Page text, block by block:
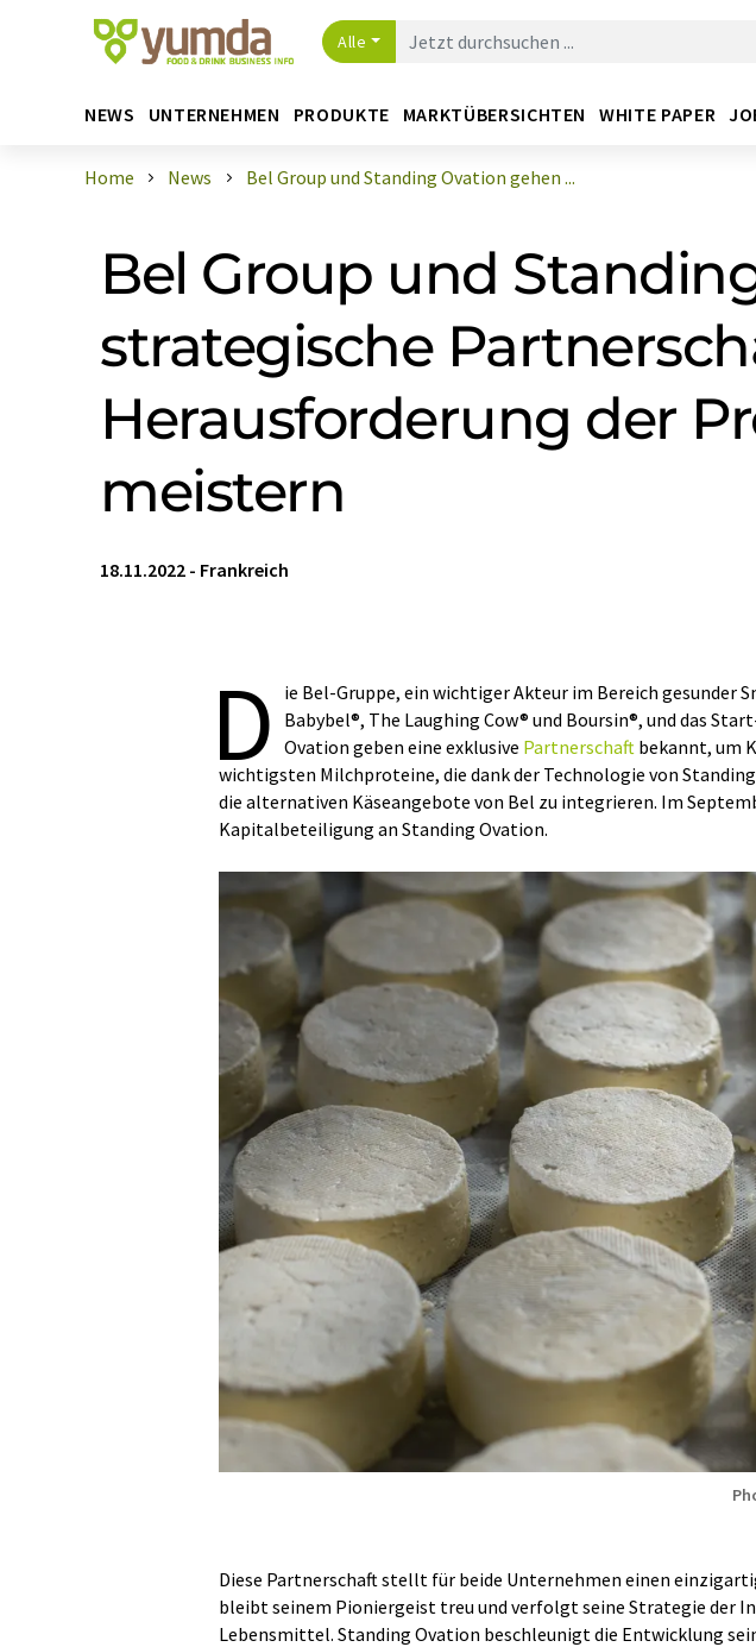
Alle
NEWS UNTERNEHMEN PRODUKTE MARKTÜBERSICHTEN WHITE PAPER
Home News Bel Group und Standing Ovation gehen ...
Bel Group und
strategische
Herausforderung der
meistern
18.11.2022 - Frankreich
D
ie Bel-Gruppe, ein wichtiger Akteur im Bereich gesunder
Babybel®, The Laughing Cow® und Boursin®, und das
Ovation geben eine exklusive Partnerschaft bekannt, um
wichtigsten Milchproteine, die dank der Technologie von
die alternativen Käseangebote von Bel zu integrieren. Im
Kapitalbeteiligung an Standing Ovation.
Diese Partnerschaft stellt für beide Unternehmen einen
bleibt seinem Pioniergeist treu und verfolgt seine Strategie der
Lebensmittel. Standing Ovation beschleunigt die Entwicklung